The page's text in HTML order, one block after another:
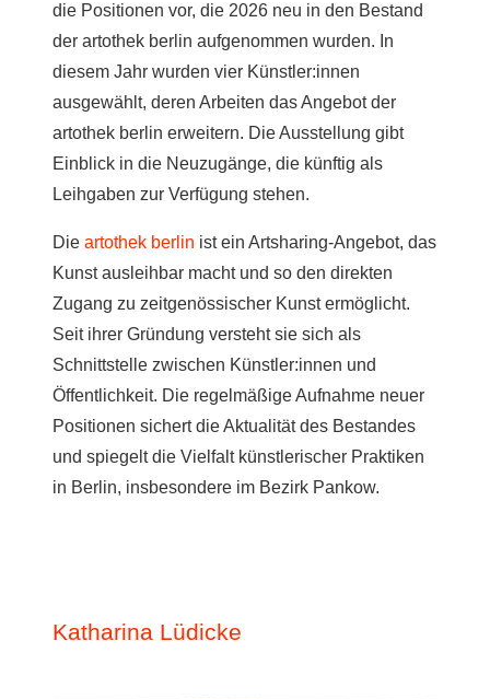
die Positionen vor, die 2026 neu in den Bestand
der artothek berlin aufgenommen wurden. In
diesem Jahr wurden vier Künstler:innen
ausgewählt, deren Arbeiten das Angebot der
artothek berlin erweitern. Die Ausstellung gibt
Einblick in die Neuzugänge, die künftig als
Leihgaben zur Verfügung stehen.
Die artothek berlin ist ein Artsharing-Angebot, das
Kunst ausleihbar macht und so den direkten
Zugang zu zeitgenössischer Kunst ermöglicht.
Seit ihrer Gründung versteht sie sich als
Schnittstelle zwischen Künstler:innen und
Öffentlichkeit. Die regelmäßige Aufnahme neuer
Positionen sichert die Aktualität des Bestandes
und spiegelt die Vielfalt künstlerischer Praktiken
in Berlin, insbesondere im Bezirk Pankow.
Katharina Lüdicke